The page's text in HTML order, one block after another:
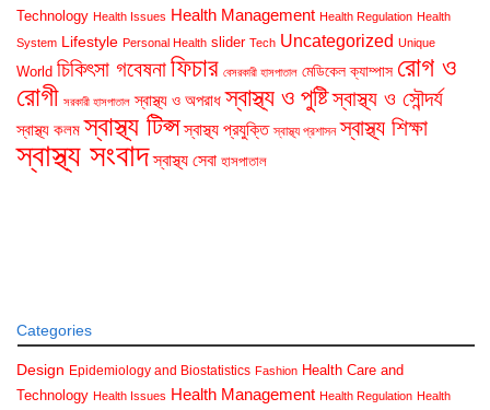
Technology Health Issues Health Management Health Regulation Health
System Lifestyle Personal Health slider Tech Uncategorized Unique
World চিকিৎসা গবেষনাফিচার বেসরকারী হাসপাতাল মেডিকেল ক্যাম্পাস রোগ ও
রোগী সরকারী হাসপাতাল স্বাস্থ্য ও অপরাধ স্বাস্থ্য ও পুষ্টিস্বাস্থ্য ও সৌন্দর্য
স্বাস্থ্য কলম স্বাস্থ্য টিপ্স স্বাস্থ্য প্রযুক্তি স্বাস্থ্য প্রশাসন স্বাস্থ্য শিক্ষা
স্বাস্থ্য সংবাদ স্বাস্থ্য সেবা হাসপাতাল
Categories
Design Epidemiology and Biostatistics Fashion Health Care and
Technology Health Issues Health Management Health Regulation Health